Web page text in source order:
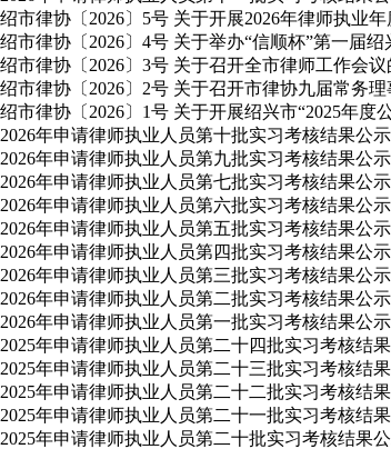
绍市律协〔2026〕5号 关于开展2026年律师执业
绍市律协〔2026〕4号 关于举办“信顺杯”第一届
绍市律协〔2026〕3号 关于召开全市律师工作会议
绍市律协〔2026〕2号 关于召开市律协九届常务
绍市律协〔2026〕1号 关于开展绍兴市“2025年度
2026年申请律师执业人员第十批实习考核结果公示
2026年申请律师执业人员第九批实习考核结果公示
2026年申请律师执业人员第七批实习考核结果公示
2026年申请律师执业人员第六批实习考核结果公示
2026年申请律师执业人员第五批实习考核结果公示
2026年申请律师执业人员第四批实习考核结果公示
2026年申请律师执业人员第三批实习考核结果公示
2026年申请律师执业人员第二批实习考核结果公示
2026年申请律师执业人员第一批实习考核结果公示
2025年申请律师执业人员第二十四批实习考核结
2025年申请律师执业人员第二十三批实习考核结
2025年申请律师执业人员第二十二批实习考核结
2025年申请律师执业人员第二十一批实习考核结
2025年申请律师执业人员第二十批实习考核结果